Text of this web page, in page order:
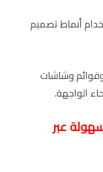
أنماط تصميم
وشاشات
الواجهة.
عبر